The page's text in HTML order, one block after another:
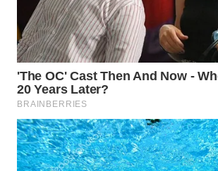
WN
CIREBON
WN
INDRAMAYU
WN
KUNINGAN